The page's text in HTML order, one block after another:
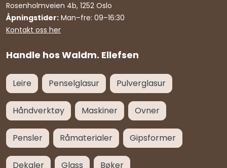
Handle hos Waldm. Ellefsen
Rosenholmveien 4b, 1252 Oslo
Åpningstider: Man–fre: 09–16:30
Kontakt oss her
Leire Penselglasur Pulverglasur
Håndverktøy Maskiner Ovner
Pensler Råmaterialer Gipsformer
Dekaler Glass Bøker